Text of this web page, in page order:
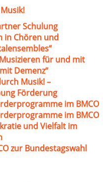
Schulung
in Chören und
für und mit
Demenz“
Musik! –
Förderung
im BMCO
im BMCO
und Vielfalt im
zur Bundestagswahl